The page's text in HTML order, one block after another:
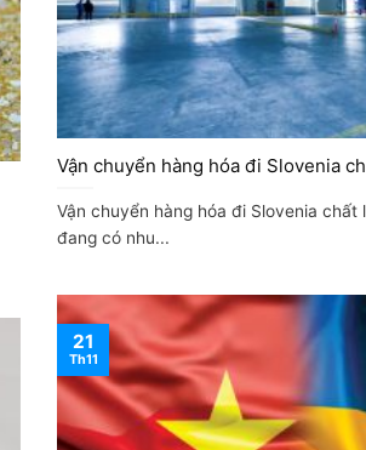
Vận chuyển hàng hóa đi Slovenia
Vận chuyển hàng hóa đi Slovenia chất
đang có nhu...
21
Th11